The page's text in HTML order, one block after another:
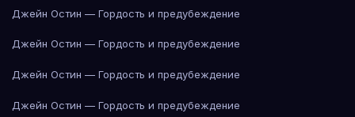
Джейн Остин — Гордость и предубеждение
Джейн Остин — Гордость и предубеждение
Джейн Остин — Гордость и предубеждение
Джейн Остин — Гордость и предубеждение